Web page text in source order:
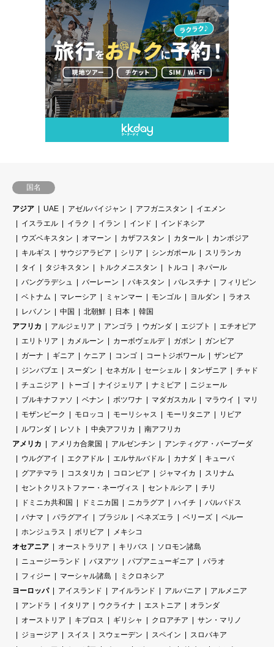
国名
アジア UAE アゼルバイジャン アフガニスタン
イエメン
イスラエル
イラク イラン インド
インドネシア
ウズベキスタン
オマーン カザフスタン カタール
カンボジア
キルギス
サウジアラビア シリア シンガポール
スリランカ
タイ
タジキスタン トルクメニスタン トルコ
ネパール
バングラデシュ
バーレーン パキスタン パレスチナ
フィリピン
ベトナム
マレーシア ミャンマー モンゴル ヨルダン
ラオス
レバノン
中国 北朝鮮 日本
韓国
アフリカ
アルジェリア アンゴラ ウガンダ エジプト
エチオピア
エリトリア
カメルーン カーボヴェルデ ガボン
ガンビア
ガーナ
ギニア ケニア コンゴ コートジボワール
ザンビア
ジンバブエ
スーダン セネガル セーシェル タンザニア
チャド
チュニジア
トーゴ ナイジェリア ナミビア
ニジェール
ブルキナファソ
ベナン ボツワナ マダガスカル マラウイ
マリ
モザンビーク
モロッコ モーリシャス モーリタニア
リビア
ルワンダ
レソト 中央アフリカ
南アフリカ
アメリカ
アメリカ合衆国 アルゼンチン
アンティグア・バーブーダ
ウルグアイ
エクアドル エルサルバドル カナダ
キューバ
グアテマラ
コスタリカ コロンビア ジャマイカ
スリナム
セントクリストファー・ネーヴィス
セントルシア
チリ
ドミニカ共和国
ドミニカ国 ニカラグア ハイチ
バルバドス
パナマ
パラグアイ ブラジル ベネズエラ ベリーズ
ペルー
ホンジュラス
ボリビア
メキシコ
オセアニア
オーストラリア キリバス
ソロモン諸島
ニュージーランド
バヌアツ パプアニューギニア
パラオ
フィジー
マーシャル諸島
ミクロネシア
ヨーロッパ
アイスランド アイルランド アルバニア
アルメニア
アンドラ
イタリア ウクライナ エストニア
オランダ
オーストリア
キプロス ギリシャ クロアチア
サン・マリノ
ジョージア
スイス スウェーデン スペイン
スロバキア